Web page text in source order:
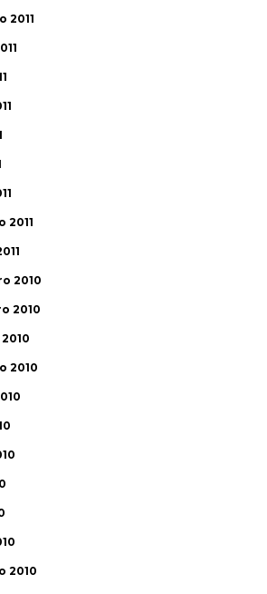
2011
2011
2010
2010
2010
2010